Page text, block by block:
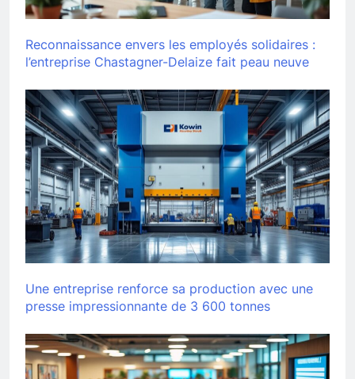
Reconnaissance envers les employés solidaires :
l’entreprise Chastagner-Delaize fait peau neuve
Une entreprise renforce sa production avec une
presse impressionnante de 3 600 tonnes